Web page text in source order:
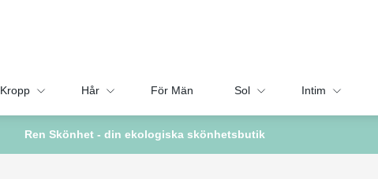
Kropp Hår För Män Sol Intim
Ren Skönhet - din ekologiska skönhetsbutik